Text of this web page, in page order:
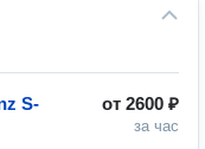
от 2600 ₽
за час
S-